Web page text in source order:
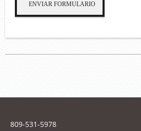
ENVIAR FORMULARIO
809-531-5978